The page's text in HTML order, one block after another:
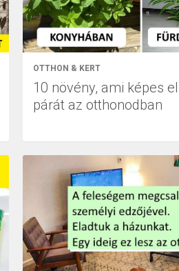
OTTHON & KERT
10 növény, ami képes
párát az otthonodban